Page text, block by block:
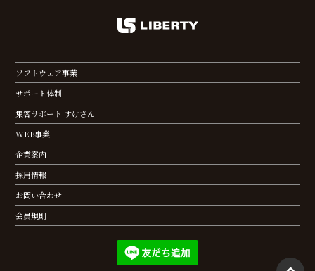
ソフトウェア事業
サポート体制
集客サポート すけさん
WEB事業
企業案内
採用情報
お問い合わせ
会員規則